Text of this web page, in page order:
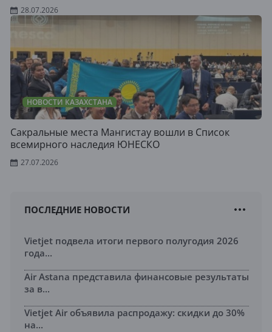
28.07.2026
НОВОСТИ КАЗАХСТАНА
Сакральные места Мангистау вошли в Список
всемирного наследия ЮНЕСКО
27.07.2026
ПОСЛЕДНИЕ НОВОСТИ
Vietjet подвела итоги первого полугодия 2026
года...
Air Astana представила финансовые результаты
за в...
Vietjet Air объявила распродажу: скидки до 30%
на...